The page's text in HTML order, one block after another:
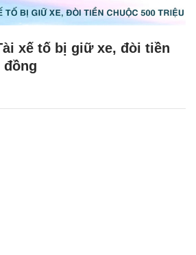
xế tố bị giữ xe, đòi tiền
đồng